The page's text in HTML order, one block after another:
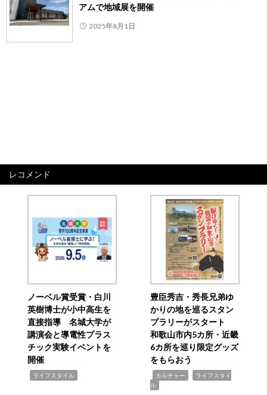
アムで地域展を開催
2025年8月1日
レコメンド
ノーベル賞受賞・白川
英樹博士が小中高生を
直接指導 名城大学が
講演会と導電性プラス
チック実験イベントを
開催
ライフスタイル
豊臣秀吉・秀長兄弟ゆ
かりの地を巡るスタン
プラリーがスタート
和歌山市内5カ所・近畿
6カ所を巡り限定グッズ
をもらおう
カルチャー
ライフスタイ
ル